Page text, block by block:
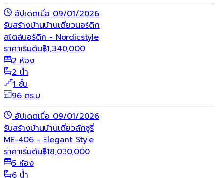
อัปเดตเมื่อ 09/01/2026
รับสร้างบ้านบ้านเดี่ยวนอร์ดิก
สไตล์นอร์ดิก - Nordicstyle
ราคาเริ่มต้น฿1,340,000
2 ห้อง
2 น้ำ
1 ชั้น
96 ตร.ม
อัปเดตเมื่อ 09/01/2026
รับสร้างบ้านบ้านเดี่ยวลักชูรี่
ME-406 - Elegant Style
ราคาเริ่มต้น฿18,030,000
5 ห้อง
6 น้ำ